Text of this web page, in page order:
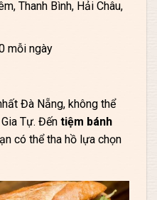
Thanh Bình, Hải Châu,
mỗi ngày
Đà Nẵng, không thể
Tự. Đến tiệm bánh
có thể tha hồ lựa chọn